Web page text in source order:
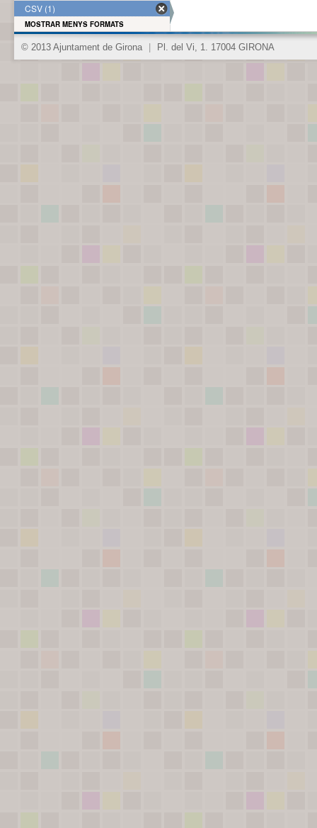
CSV (1)
MOSTRAR MENYS FORMATS
© 2013 Ajuntament de Girona Pl. del Vi, 1. 17004 GIRONA